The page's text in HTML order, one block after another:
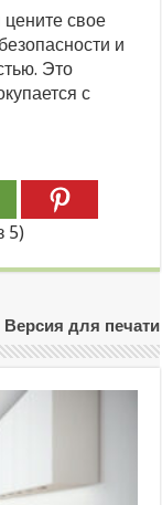
свое
и
Это
с
5)
Версия для печати